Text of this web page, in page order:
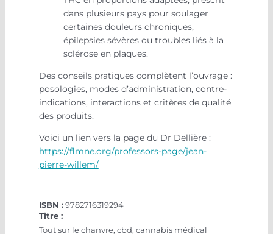
dans plusieurs pays pour soulager
certaines douleurs chroniques,
épilepsies sévères ou troubles liés à la
sclérose en plaques.
Des conseils pratiques complètent l’ouvrage :
posologies, modes d’administration, contre-
indications, interactions et critères de qualité
des produits.
Voici un lien vers la page du Dr Dellière :
https://flmne.org/professors-page/jean-
pierre-willem/
ISBN : 9782716319294
Titre :
Tout sur le chanvre, cbd, cannabis médical